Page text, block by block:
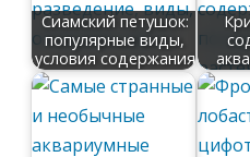
Сиамский петушок:
популярные виды,
условия содержания